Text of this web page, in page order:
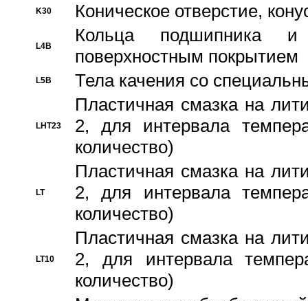
K30 Коническое отверстие,
L4B
Кольца подшипника
поверхностным покрытием
L5B Тела качения со
LHT23
Пластичная смазка на
2, для интервала
количество)
LT
Пластичная смазка на
2, для интервала
количество)
LT10
Пластичная смазка на
2, для интервала
количество)